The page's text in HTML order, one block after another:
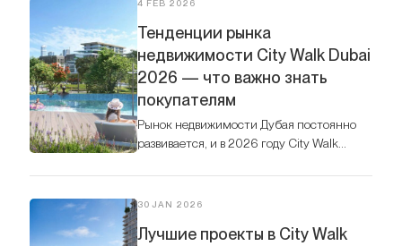
4 FEB 2026
Тенденции рынка
недвижимости City Walk Dubai
2026 — что важно знать
покупателям
Рынок недвижимости Дубая постоянно
развивается, и в 2026 году City Walk
востребованных городских lifestyle-
районов.
30 JAN 2026
Лучшие проекты в City Walk